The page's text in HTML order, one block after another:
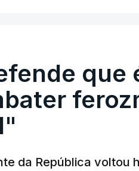
que
da República voltou